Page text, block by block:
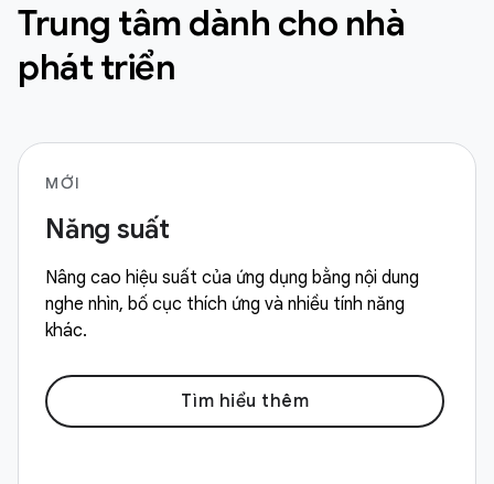
Trung tâm dành cho nhà
phát triển
MỚI
Năng suất
Nâng cao hiệu suất của ứng dụng bằng nội dung
nghe nhìn, bố cục thích ứng và nhiều tính năng
khác.
Tìm hiểu thêm